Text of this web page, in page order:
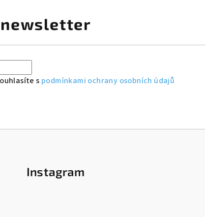
s podmínkami ochrany osobních údajů
Instagram